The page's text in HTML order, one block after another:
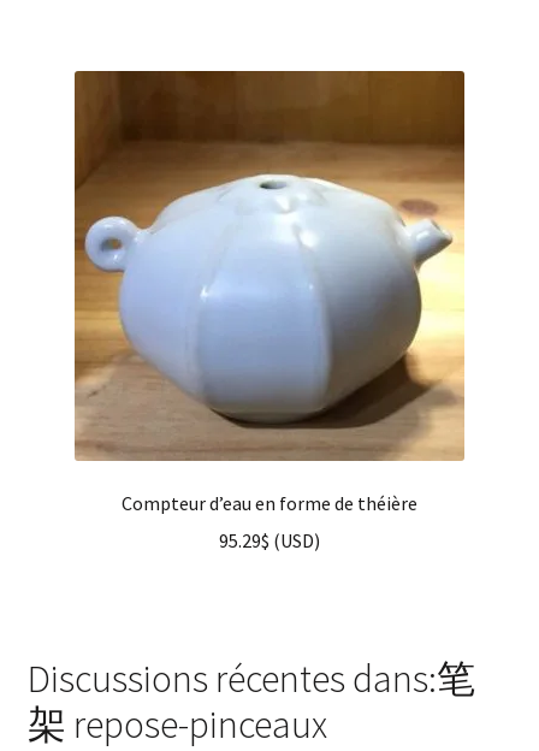
Compteur d’eau en forme de théière
95.29$ (USD)
Discussions récentes dans:笔
架 repose-pinceaux